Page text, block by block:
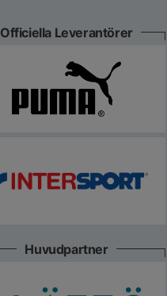
Officiella Leverantörer
Huvudpartner